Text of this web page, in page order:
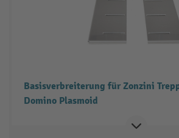
Basisverbreiterung für Zonzini
Domino Plasmoid